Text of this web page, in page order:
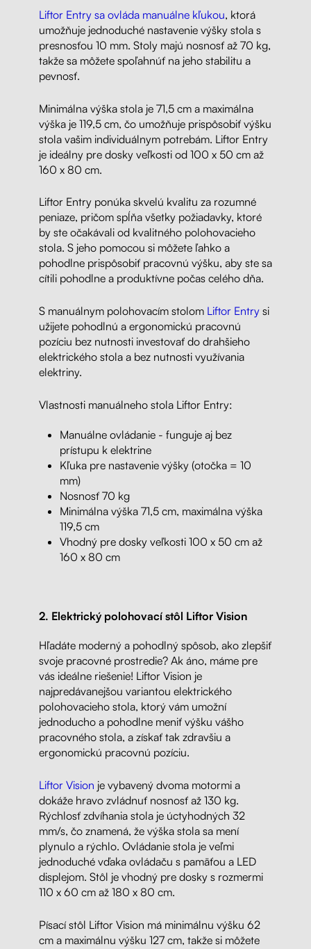
Liftor Entry sa ovláda manuálne kľukou, ktorá
umožňuje jednoduché nastavenie výšky stola s
presnosťou 10 mm. Stoly majú nosnosť až 70 kg,
takže sa môžete spoľahnúť na jeho stabilitu a
pevnosť.
Minimálna výška stola je 71,5 cm a maximálna
výška je 119,5 cm, čo umožňuje prispôsobiť výšku
stola vašim individuálnym potrebám. Liftor Entry
je ideálny pre dosky veľkosti od 100 x 50 cm až
160 x 80 cm.
Liftor Entry ponúka skvelú kvalitu za rozumné
peniaze, pričom spĺňa všetky požiadavky, ktoré
by ste očakávali od kvalitného polohovacieho
stola. S jeho pomocou si môžete ľahko a
pohodlne prispôsobiť pracovnú výšku, aby ste sa
cítili pohodlne a produktívne počas celého dňa.
S manuálnym polohovacím stolom Liftor Entry si
užijete pohodlnú a ergonomickú pracovnú
pozíciu bez nutnosti investovať do drahšieho
elektrického stola a bez nutnosti využívania
elektriny.
Vlastnosti manuálneho stola Liftor Entry:
Manuálne ovládanie - funguje aj bez
prístupu k elektrine
Kľuka pre nastavenie výšky (otočka = 10
mm)
Nosnosť 70 kg
Minimálna výška 71,5 cm, maximálna výška
119,5 cm
Vhodný pre dosky veľkosti 100 x 50 cm až
160 x 80 cm
2. Elektrický polohovací stôl Liftor Vision
Hľadáte moderný a pohodlný spôsob, ako zlepšiť
svoje pracovné prostredie? Ak áno, máme pre
vás ideálne riešenie! Liftor Vision je
najpredávanejšou variantou elektrického
polohovacieho stola, ktorý vám umožní
jednoducho a pohodlne meniť výšku vášho
pracovného stola, a získať tak zdravšiu a
ergonomickú pracovnú pozíciu.
Liftor Vision je vybavený dvoma motormi a
dokáže hravo zvládnuť nosnosť až 130 kg.
Rýchlosť zdvíhania stola je úctyhodných 32
mm/s, čo znamená, že výška stola sa mení
plynulo a rýchlo. Ovládanie stola je veľmi
jednoduché vďaka ovládaču s pamäťou a LED
displejom. Stôl je vhodný pre dosky s rozmermi
110 x 60 cm až 180 x 80 cm.
Písací stôl Liftor Vision má minimálnu výšku 62
cm a maximálnu výšku 127 cm, takže si môžete